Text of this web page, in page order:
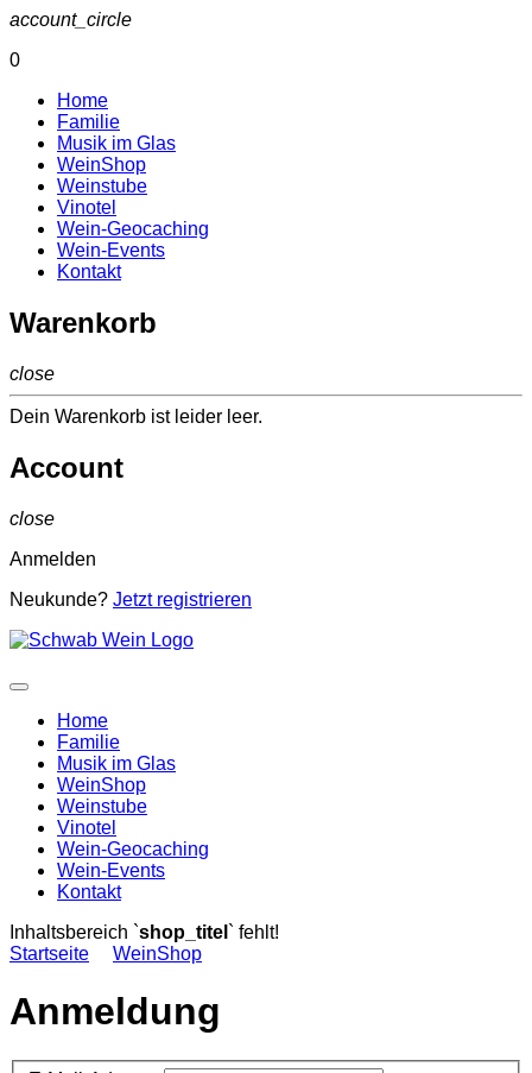
account_circle
0
Home
Familie
Musik im Glas
WeinShop
Weinstube
Vinotel
Wein-Geocaching
Wein-Events
Kontakt
Warenkorb
close
Dein Warenkorb ist leider leer.
Account
close
Anmelden
Neukunde? Jetzt registrieren
Home
Familie
Musik im Glas
WeinShop
Weinstube
Vinotel
Wein-Geocaching
Wein-Events
Kontakt
Inhaltsbereich `shop_titel ` fehlt!
Startseite
WeinShop
Anmeldung